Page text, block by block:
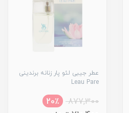
عطر جیبی لئو پار زنانه برندینی
Leau Pare
877,300
20٪